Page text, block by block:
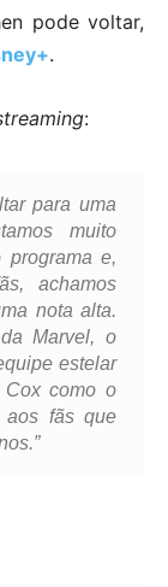
pode voltar,
.
:
para uma
muito
programa e,
achamos
nota alta.
Marvel, o
estelar
como o
aos fãs que